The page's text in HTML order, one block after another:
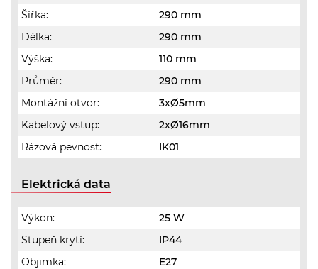
Šířka:
290 mm
Délka:
290 mm
Výška:
110 mm
Průměr:
290 mm
Montážní otvor:
3xØ5mm
Kabelový vstup:
2xØ16mm
Rázová pevnost:
IK01
Elektrická data
Výkon:
25 W
Stupeň krytí:
IP44
Objimka:
E27